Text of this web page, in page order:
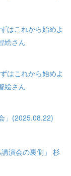
はこれから始めよ
絵さん
はこれから始めよ
絵さん
」(2025.08.22)
演会の裏側」 杉